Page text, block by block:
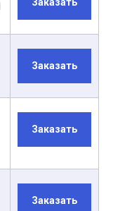
Заказать
Заказать
Заказать